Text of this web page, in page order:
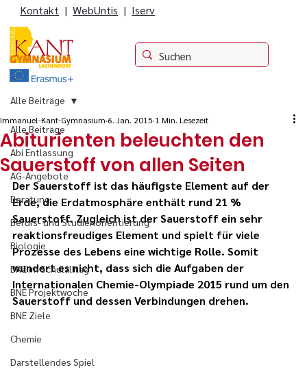
Kontakt |WebUntis | Iserv
Alle Beiträge
Abi Entlassung
AG-Angebote
Beratung
Berufs- und Studienorientierung
Biologie
BNE im Schulalltag
BNE Projektwoche
BNE Ziele
Chemie
Darstellendes Spiel
Alle Beiträge
Abiturienten beleuchten den
Sauerstoff von allen Seiten
Immanuel-Kant-Gymnasium 6. Jan. 2015 1 Min. Lesezeit
Der Sauerstoff ist das häufigste Element auf der
Erde, die Erdatmosphäre enthält rund 21 %
Sauerstoff. Zugleich ist der Sauerstoff ein sehr
reaktionsfreudiges Element und spielt für viele
Prozesse des Lebens eine wichtige Rolle. Somit
wundert es nicht, dass sich die Aufgaben der
Internationalen Chemie-Olympiade 2015 rund um den
Sauerstoff und dessen Verbindungen drehen.